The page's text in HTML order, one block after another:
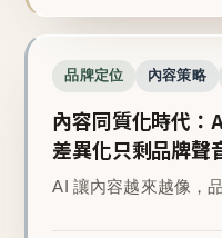
品牌定位 內容策略
內容同質化時代：
差異化只剩品牌聲
AI 讓內容越來越像，